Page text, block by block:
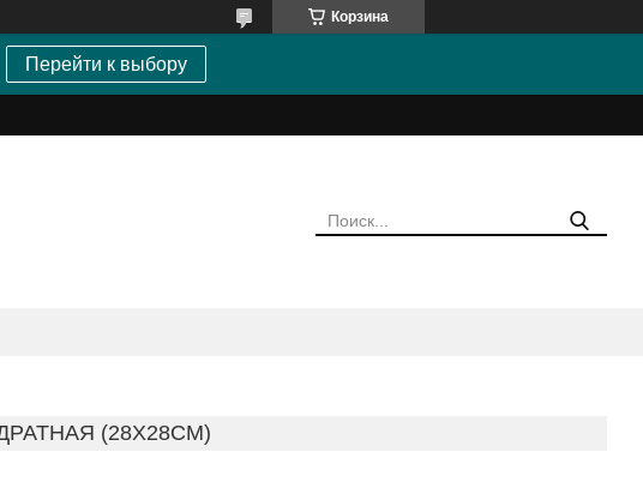
Корзина
Перейти к выбору
(28Х28СМ)